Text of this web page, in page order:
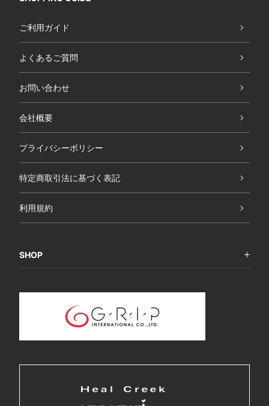
ご利用ガイド
よくあるご質問
お問い合わせ
会社概要
プライバシーポリシー
特定商取引法に基づく表記
利用規約
SHOP